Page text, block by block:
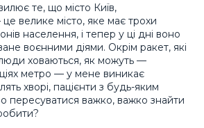
те, що місто Київ,
велике місто, яке має трохи
населення, і тепер у ці дні воно
воєнними діями. Окрім ракет, які
люди ховаються, як можуть —
метро — у мене виникає
хворі, пацієнти з будь-яким
пересуватися важко, важко знайти